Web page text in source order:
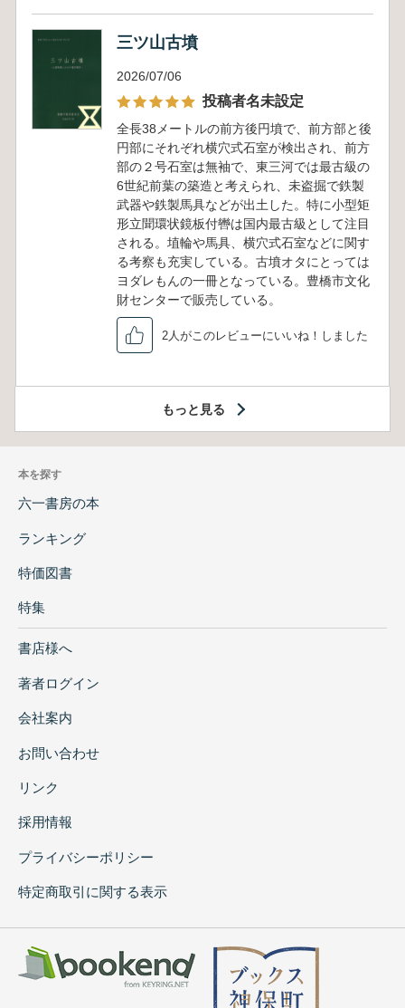
三ツ山古墳
2026/07/06
投稿者名未設定
全長38メートルの前方後円墳で、前方部と後
円部にそれぞれ横穴式石室が検出され、前方
部の２号石室は無袖で、東三河では最古級の
6世紀前葉の築造と考えられ、未盗掘で鉄製
武器や鉄製馬具などが出土した。特に小型矩
形立聞環状鏡板付轡は国内最古級として注目
される。埴輪や馬具、横穴式石室などに関す
る考察も充実している。古墳オタにとっては
ヨダレもんの一冊となっている。豊橋市文化
財センターで販売している。
2人がこのレビューにいいね！しました
もっと見る
本を探す
六一書房の本
ランキング
特価図書
特集
書店様へ
著者ログイン
会社案内
お問い合わせ
リンク
採用情報
プライバシーポリシー
特定商取引に関する表示